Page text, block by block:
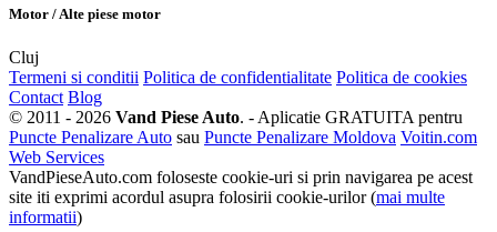
Motor / Alte piese motor
Cluj
Termeni si conditii Politica de confidentialitate Politica de cookies
Contact Blog
© 2011 - 2026 Vand Piese Auto. - Aplicatie GRATUITA pentru
Puncte Penalizare Auto sau Puncte Penalizare Moldova Voitin.com
Web Services
VandPieseAuto.com foloseste cookie-uri si prin navigarea pe acest
site iti exprimi acordul asupra folosirii cookie-urilor (mai multe
informatii)